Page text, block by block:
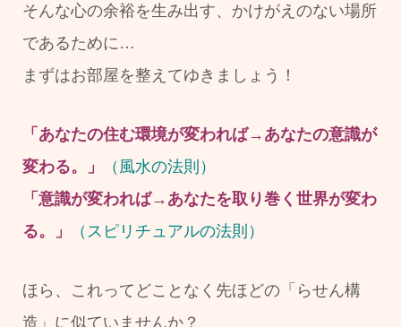
そんな心の余裕を生み出す、かけがえのない場所
であるために…
まずはお部屋を整えてゆきましょう！
「あなたの住む環境が変われば→あなたの意識が
変わる。」
（風水の法則）
「意識が変われば→あなたを取り巻く世界が変わ
る。」
（スピリチュアルの法則）
ほら、これってどことなく先ほどの「らせん構
造」に似ていませんか？